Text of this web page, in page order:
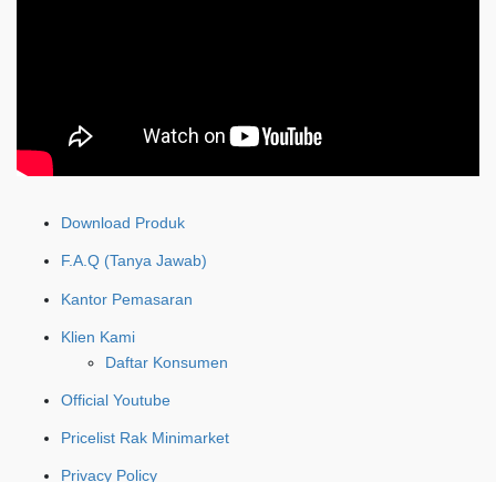
Download Produk
F.A.Q (Tanya Jawab)
Kantor Pemasaran
Klien Kami
Daftar Konsumen
Official Youtube
Pricelist Rak Minimarket
Privacy Policy